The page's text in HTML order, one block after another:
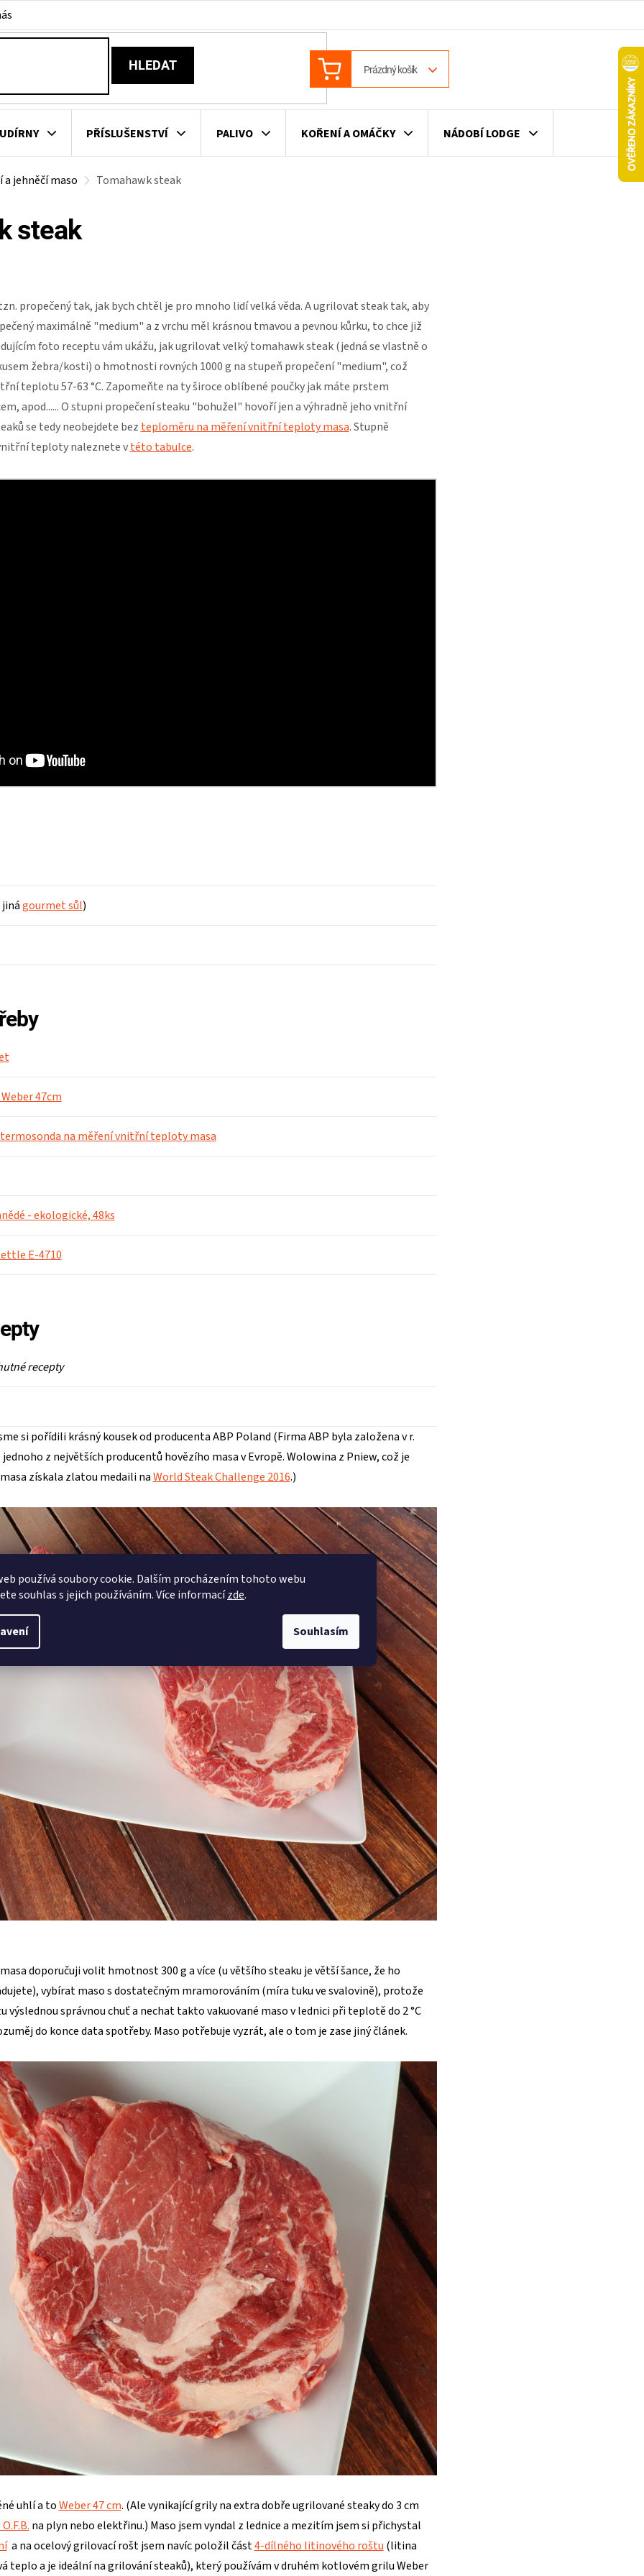
používá soubory cookie. Dalším procházením tohoto webu
souhlas s jejich používáním. Více informacízde.
Souhlasím
HLEDAT NÁKUPNÍ
KOŠÍK
Prázdný košík
PŘÍSLUŠENSTVÍ PALIVO KOŘENÍ A OMÁČKY NÁDOBÍ LODGE
KUCHYNĚ KNIHY O GRILOVÁNÍ
jehněčí maso Tomahawk steak
steak
propečený tak, jak bych chtěl je pro mnoho lidí velká věda. A ugrilovat steak tak, aby
maximálně "medium" a z vrchu měl krásnou tmavou a pevnou kůrku, to chce již
foto receptu vám ukážu, jak ugrilovat velký tomahawk steak (jedná se vlastně o
žebra/kosti) o hmotnosti rovných 1000 g na stupeň propečení "medium", což
teplotu 57-63 °C. Zapomeňte na ty široce oblíbené poučky jak máte prstem
apod...... O stupni propečení steaku "bohužel" hovoří jen a výhradně jeho vnitřní
se tedy neobejdete bez teploměru na měření vnitřní teploty masa. Stupně
teploty naleznete vtéto tabulce.
gourmet sůl)
47cm
na měření vnitřní teploty masa
- ekologické, 48ks
E-4710
recepty
si pořídili krásný kousek od producenta ABP Poland (Firma ABP byla založena v r.
jednoho z největších producentů hovězího masa v Evropě. Wolowina z Pniew, což je
získala zlatou medaili naWorld Steak Challenge 2016.)
doporučuji volit hmotnost 300 g a více (u většího steaku je větší šance, že ho
vybírat maso s dostatečným mramorováním (míra tuku ve svalovině), protože
výslednou správnou chuť a nechat takto vakuované maso v lednici při teplotě do 2 °C
do konce data spotřeby. Maso potřebuje vyzrát, ale o tom je zase jiný článek.
uhlí a toWeber 47 cm. (Ale vynikající grily na extra dobře ugrilované steaky do 3 cm
na plyn nebo elektřinu.) Maso jsem vyndal z lednice a mezitím jsem si přichystal
a na ocelový grilovací rošt jsem navíc položil část4-dílného litinového roštu (litina
teplo a je ideální na grilování steaků), který používám v druhém kotlovém grilu Weber